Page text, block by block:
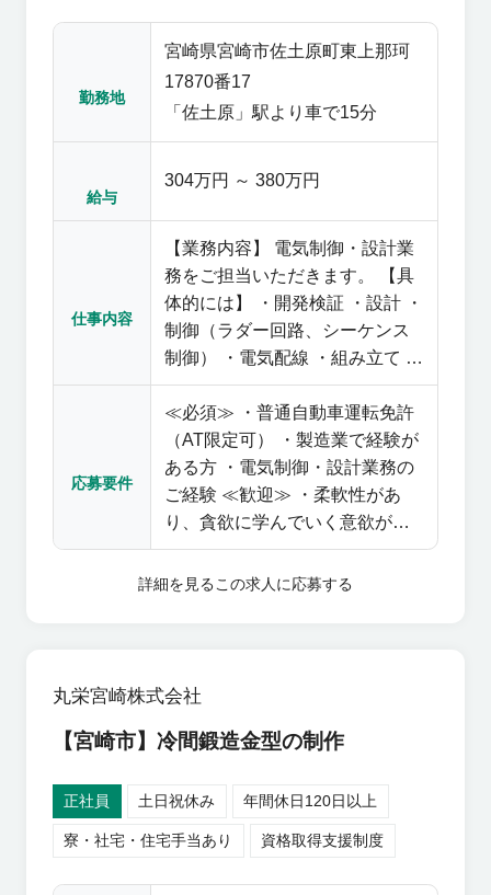
勤務地
宮崎県宮崎市佐土原町東上那珂
17870番17
「佐土原」駅より車で15分
給与
304万円 ～ 380万円
仕事内容
【業務内容】 電気制御・設計業
務をご担当いただきます。 【具
体的には】 ・開発検証 ・設計 ・
制御（ラダー回路、シーケンス
制御） ・電気配線 ・組み立て ・
購買 ◎配属部署について 電気制
御1名、設計1名在籍
応募要件
≪必須≫ ・普通自動車運転免許
（AT限定可） ・製造業で経験が
ある方 ・電気制御・設計業務の
ご経験 ≪歓迎≫ ・柔軟性があ
り、貪欲に学んでいく意欲があ
る方 ・円滑なコミュニケーショ
ンが図れる方
詳細を見る この求人に応募する
丸栄宮崎株式会社
【宮崎市】冷間鍛造金型の制作
正社員 土日祝休み 年間休日120日以上
寮・社宅・住宅手当あり 資格取得支援制度